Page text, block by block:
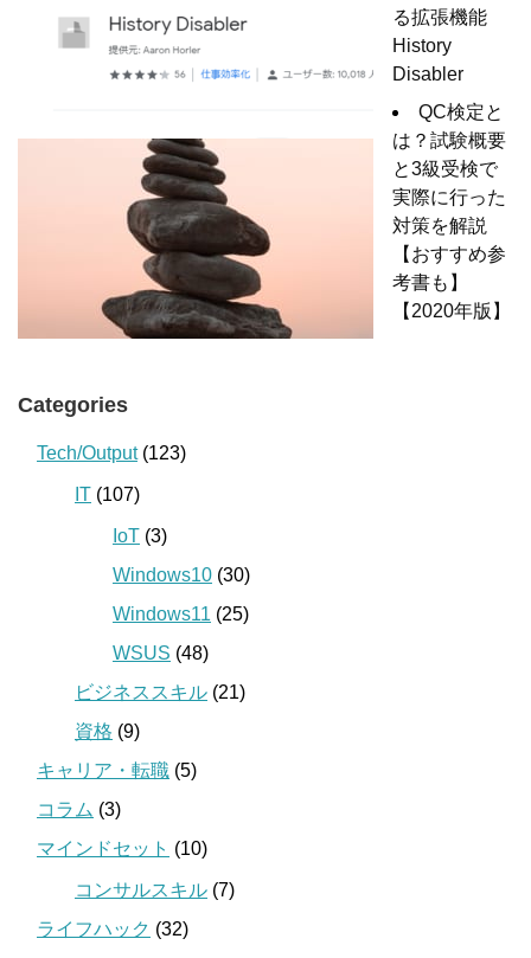
る拡張機能
History
Disabler
QC検定と
は？試験概要
と3級受検で
実際に行った
対策を解説
【おすすめ参
考書も】
【2020年版】
Categories
Tech/Output(123)
IT (107)
IoT (3)
Windows10 (30)
Windows11 (25)
WSUS (48)
ビジネススキル (21)
資格 (9)
キャリア・転職 (5)
コラム (3)
マインドセット (10)
コンサルスキル (7)
ライフハック (32)